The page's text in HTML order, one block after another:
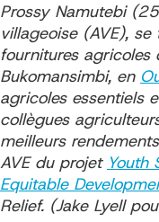
Prossy Namutebi
villageoise (AVE),
fournitures
Bukomansimbi, en
agricoles essentiels
collègues
meilleurs
AVE du projet Youth
Equitable
Relief. (Jake Lyell